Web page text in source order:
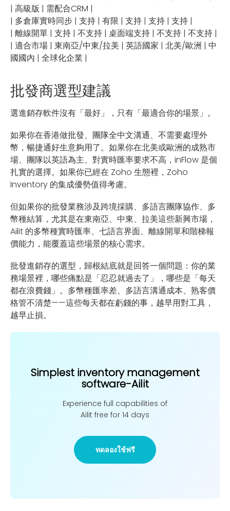
| 高級版 | 需配合CRM |
| 多倉庫實時同步 | 支持 | 有限 | 支持 | 支持 | 支持 |
| 離線開單 | 支持 | 不支持 | 桌面端支持 | 不支持 | 不支持 |
| 適合市場 | 東南亞/中東/拉美 | 英語國家 | 北美/歐洲 | 中
國國內 | 全球化企業 |
批發商選型建議
選進銷存軟件沒有「最好」，只有「最適合你的場景」。
如果你在香港做批發、團隊全中文溝通、不需要處理外
幣，暢捷通好生意夠用了。如果你在北美或歐洲的成熟市
場、團隊以英語為主、對實時匯率要求不高，inFlow 是個
扎實的選擇。如果你已經在 Zoho 生態裡，Zoho
Inventory 的集成優勢值得考慮。
但如果你的批發業務涉及跨境採購、多語言團隊協作、多
幣種結算，尤其是在東南亞、中東、拉美這些新興市場，
Ailit 的多幣種實時匯率、七語言界面、離線開單和階梯報
價能力，能覆蓋這些場景的核心需求。
批發進銷存的選型，歸根結底就是回答一個問題：你的業
務場景裡，哪些痛點是「忍忍就過去了」，哪些是「每天
都在浪費錢」。多幣種匯率差、多語言溝通成本、熟客價
格管不清楚——這些每天都在虧錢的事，越早用對工具，
越早止損。
Simplest inventory management
software-Ailit
Experience full capabilities of
Ailit free for 14 days
ทดลองใช้ฟรี